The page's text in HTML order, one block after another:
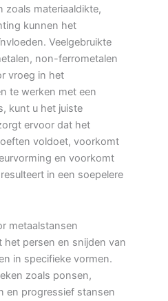
zoals materiaaldikte,
kunnen het
Veelgebruikte
non-ferrometalen
vroeg in het
te werken met een
kunt u het juiste
ervoor dat het
voldoet, voorkomt
en voorkomt
in een soepelere
metaalstansen
het persen en snijden van
in specifieke vormen.
zoals ponsen,
en progressief stansen